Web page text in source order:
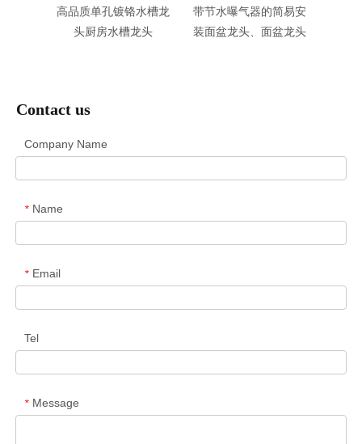
高品质单孔镀铬水槽龙
头厨房水槽龙头
带节水曝气器的简易安
装面盆龙头、面盆龙头
Contact us
Company Name
* Name
* Email
Tel
* Message